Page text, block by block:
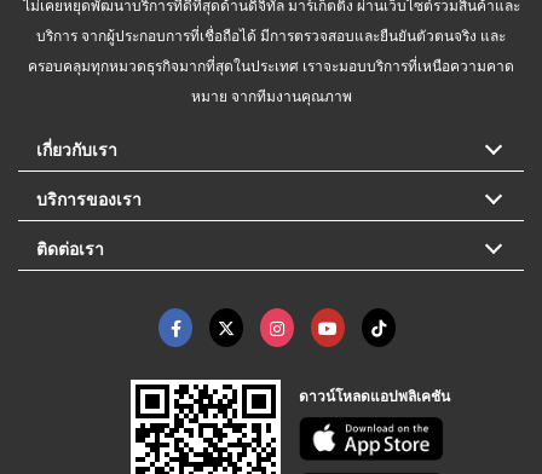
ไม่เคยหยุดพัฒนาบริการที่ดีที่สุดด้านดิจิทัล มาร์เก็ตติ้ง ผ่านเว็บไซต์รวมสินค้าและ
บริการ จากผู้ประกอบการที่เชื่อถือได้ มีการตรวจสอบและยืนยันตัวตนจริง และ
ครอบคลุมทุกหมวดธุรกิจมากที่สุดในประเทศ เราจะมอบบริการที่เหนือความคาด
หมาย จากทีมงานคุณภาพ
เกี่ยวกับเรา
บริการของเรา
ติดต่อเรา
ดาวน์โหลดแอปพลิเคชัน